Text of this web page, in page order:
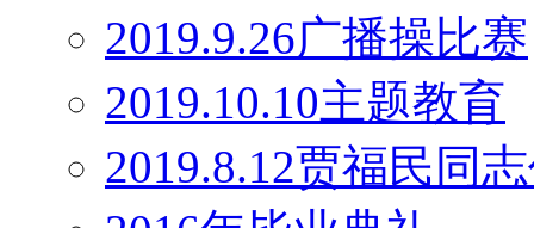
2019.9.26广播操比赛
2019.10.10主题教育
2019.8.12贾福民同